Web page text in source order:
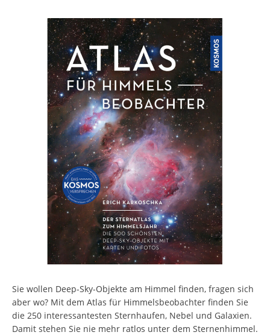
Sie wollen Deep-Sky-Objekte am Himmel finden, fragen sich
aber wo? Mit dem Atlas für Himmelsbeobachter finden Sie
die 250 interessantesten Sternhaufen, Nebel und Galaxien.
Damit stehen Sie nie mehr ratlos unter dem Sternenhimmel.